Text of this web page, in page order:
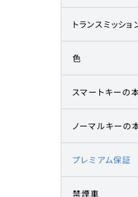
トランスミッショ
色
スマートキーの
ノーマルキーの
プレミアム保証
禁煙車